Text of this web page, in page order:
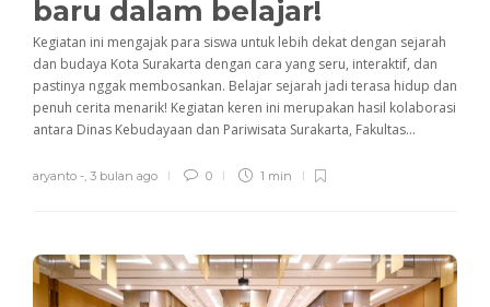
baru dalam belajar!
Kegiatan ini mengajak para siswa untuk lebih dekat dengan sejarah
dan budaya Kota Surakarta dengan cara yang seru, interaktif, dan
pastinya nggak membosankan. Belajar sejarah jadi terasa hidup dan
penuh cerita menarik! Kegiatan keren ini merupakan hasil kolaborasi
antara Dinas Kebudayaan dan Pariwisata Surakarta, Fakultas...
aryanto - 3 bulan ago 0 1 min